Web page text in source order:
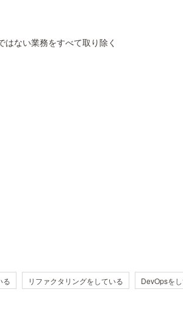
ない業務をすべて取り除く
る リファクタリングをしている DevOpsを